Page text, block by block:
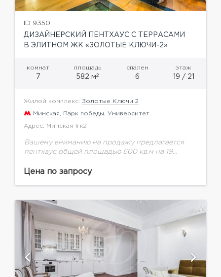
ID 9350
ДИЗАЙНЕРСКИЙ ПЕНТХАУС С ТЕРРАСАМИ
В ЭЛИТНОМ ЖК «ЗОЛОТЫЕ КЛЮЧИ-2»
комнат
7
площадь
582 м2
спален
6
этаж
19 / 21
Жилой комплекс: Золотые Ключи 2
Минская, Парк победы, Университет
Адрес: Минская 1гк2
Вашему вниманию на продажу предлагается
пентхаус общей площадью 600 кв.м на 19
техника от мировых производителей. 1-ый
Цена по запросу